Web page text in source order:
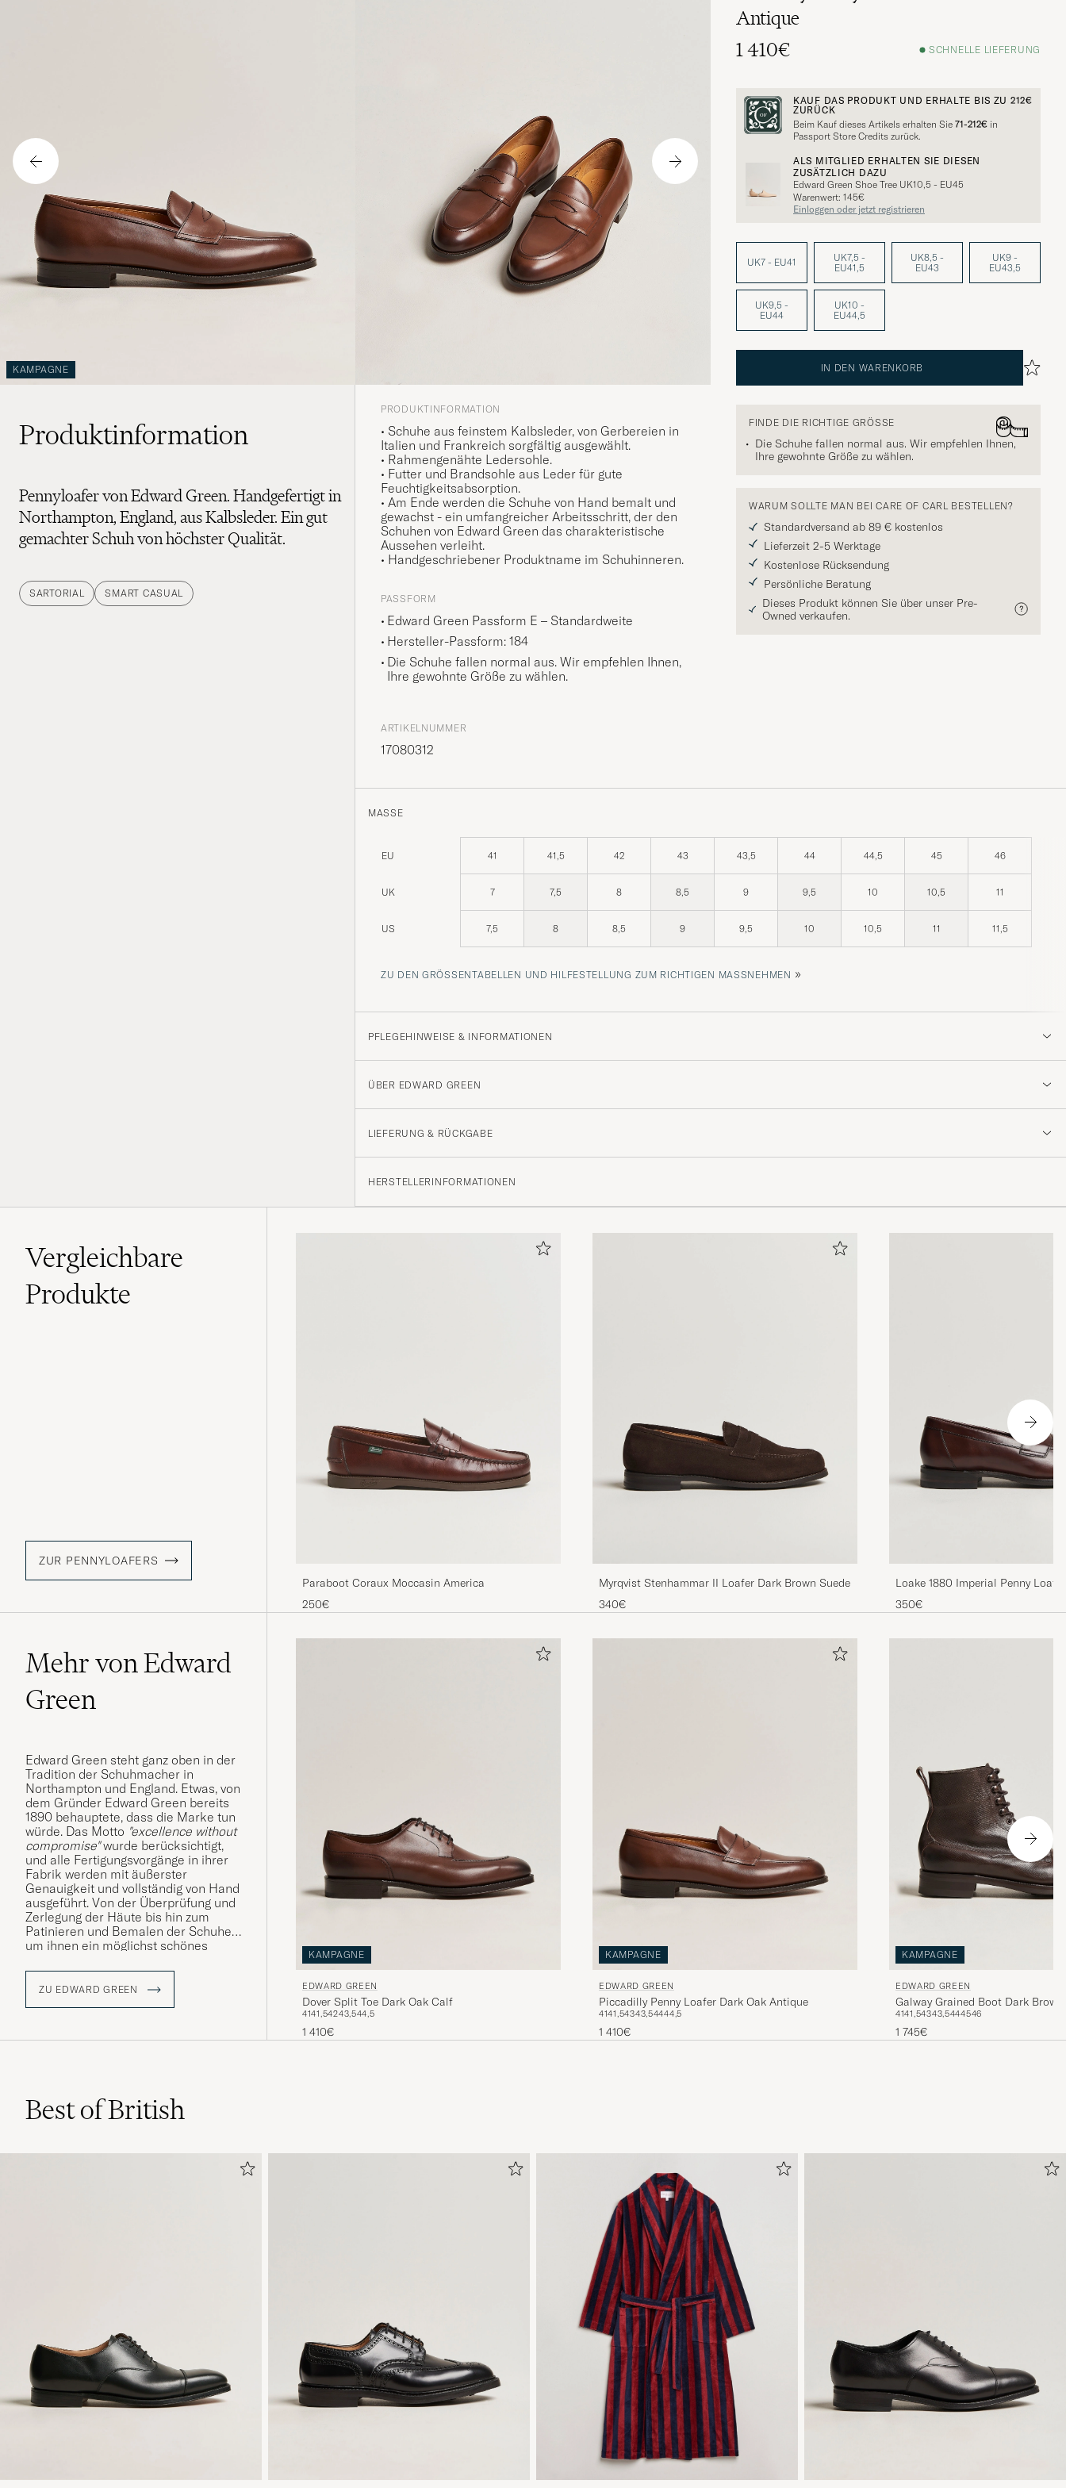
KAMPAGNE
Antique
1 410€
SCHNELLE LIEFERUNG
KAUF DAS PRODUKT UND ERHALTE BIS ZU 212€
ZURÜCK
Beim Kauf dieses Artikels erhalten Sie 71-212€ in
Passport Store Credits zurück.
ALS MITGLIED ERHALTEN SIE DIESEN
ZUSÄTZLICH DAZU
Edward Green Shoe Tree UK10,5 - EU45
Warenwert: 145€
Einloggen oder jetzt registrieren
UK7 - EU41
UK7,5 -
EU41,5
UK8,5 -
EU43
UK9 -
EU43,5
UK9,5 -
EU44
UK10 -
EU44,5
IN DEN WARENKORB
FINDE DIE RICHTIGE GRÖSSE
Die Schuhe fallen normal aus. Wir empfehlen Ihnen,
Ihre gewohnte Größe zu wählen.
WARUM SOLLTE MAN BEI CARE OF CARL BESTELLEN?
Standardversand ab 89 € kostenlos
Lieferzeit 2-5 Werktage
Kostenlose Rücksendung
Persönliche Beratung
Dieses Produkt können Sie über unser Pre-
Owned verkaufen.
Produktinformation
Pennyloafer von Edward Green. Handgefertigt in
Northampton, England, aus Kalbsleder. Ein gut
gemachter Schuh von höchster Qualität.
SARTORIAL SMART CASUAL
PRODUKTINFORMATION
• Schuhe aus feinstem Kalbsleder, von Gerbereien in
Italien und Frankreich sorgfältig ausgewählt.
• Rahmengenähte Ledersohle.
• Futter und Brandsohle aus Leder für gute
Feuchtigkeitsabsorption.
• Am Ende werden die Schuhe von Hand bemalt und
gewachst - ein umfangreicher Arbeitsschritt, der den
Schuhen von Edward Green das charakteristische
Aussehen verleiht.
• Handgeschriebener Produktname im Schuhinneren.
PASSFORM
Edward Green Passform E – Standardweite
Hersteller-Passform: 184
Die Schuhe fallen normal aus. Wir empfehlen Ihnen,
Ihre gewohnte Größe zu wählen.
ARTIKELNUMMER
17080312
MASSE
EU 41 41,5 42 43 43,5 44 44,5 45 46
UK 7 7,5 8 8,5 9 9,5 10 10,5 11
US 7,5 8 8,5 9 9,5 10 10,5 11 11,5
ZU DEN GRÖSSENTABELLEN UND HILFESTELLUNG ZUM RICHTIGEN MASSNEHMEN »
PFLEGEHINWEISE & INFORMATIONEN
ÜBER EDWARD GREEN
LIEFERUNG & RÜCKGABE
HERSTELLERINFORMATIONEN
Vergleichbare
Produkte
ZUR PENNYLOAFERS
Paraboot Coraux Moccasin America
250€
Myrqvist Stenhammar II Loafer Dark Brown Suede
340€
Loake 1880 Imperial Penny
350€
Mehr von Edward
Green
Edward Green steht ganz oben in der
Tradition der Schuhmacher in
Northampton und England. Etwas, von
dem Gründer Edward Green bereits
1890 behauptete, dass die Marke tun
würde. Das Motto "excellence without
compromise"wurde berücksichtigt,
und alle Fertigungsvorgänge in ihrer
Fabrik werden mit äußerster
Genauigkeit und vollständig von Hand
ausgeführt. Von der Überprüfung und
Zerlegung der Häute bis hin zum
Patinieren und Bemalen der Schuhe,
um ihnen ein möglichst schönes
ZU EDWARD GREEN
KAMPAGNE
EDWARD GREEN
Dover Split Toe Dark Oak Calf
4141,54243,544,5
1 410€
KAMPAGNE
EDWARD GREEN
Piccadilly Penny Loafer Dark Oak Antique
4141,54343,54444,5
1 410€
KAMPAGNE
EDWARD GREEN
Galway Grained Boot Dark
4141,54343,5444546
1 745€
Best of British